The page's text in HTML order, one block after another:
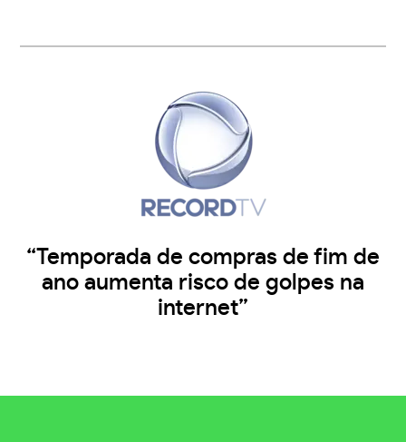
“Temporada de compras de fim de
ano aumenta risco de golpes na
internet”